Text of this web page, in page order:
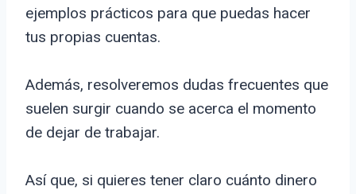
ejemplos prácticos para que puedas hacer
tus propias cuentas.
Además, resolveremos dudas frecuentes que
suelen surgir cuando se acerca el momento
de dejar de trabajar.
Así que, si quieres tener claro cuánto dinero